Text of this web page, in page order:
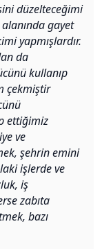
düzelteceğimi
gayet
yapmışlardır.
da
kullanıp
çekmiştir
ettiğimiz
ve
şehrin emini
işlerde ve
iş
zabıta
bazı